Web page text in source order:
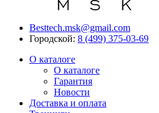
Besttech.msk@gmail.com
Городской: 8 (499) 375-03-69
О каталоге
О каталоге
Гарантия
Новости
Доставка и оплата